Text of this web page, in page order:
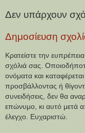
Δεν υπάρχουν
Δημοσίευση
Κρατείστε την
σχόλιά σας.
ονόματα και
προσβάλλοντας ή
συνειδήσεις, δεν θα
επώνυμο, κι αυτό μετά
έλεγχο. Ευχαριστώ.